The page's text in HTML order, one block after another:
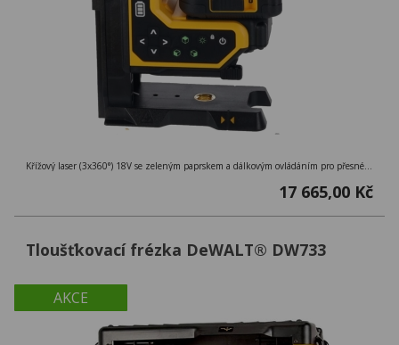
Křížový laser (3x360°) 18V se zeleným paprskem a dálkovým ovládáním pro přesné nastavení až na 100 m, přesnost ± 0,3 mm/m
17 665,00 Kč
AKCE
Tloušťkovací frézka DeWALT® DW733